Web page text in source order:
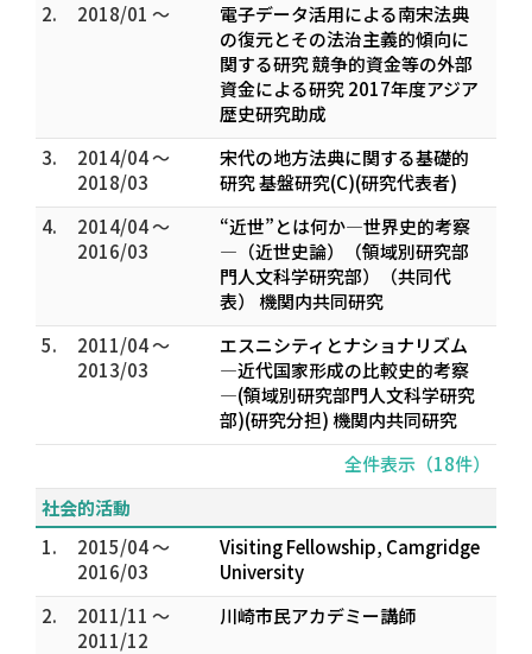
2. 2018/01 ～
電子データ活用による南宋法典
の復元とその法治主義的傾向に
関する研究 競争的資金等の外部
資金による研究 2017年度アジア
歴史研究助成
3.
2014/04 ～
2018/03
宋代の地方法典に関する基礎的
研究 基盤研究(C)(研究代表者)
4.
2014/04 ～
2016/03
“近世”とは何か―世界史的考察
―（近世史論）（領域別研究部
門人文科学研究部）（共同代
表） 機関内共同研究
5.
2011/04 ～
2013/03
エスニシティとナショナリズム
―近代国家形成の比較史的考察
―(領域別研究部門人文科学研究
部)(研究分担) 機関内共同研究
全件表示（18件）
社会的活動
1.
2015/04 ～
2016/03
Visiting Fellowship, Camgridge
University
2.
2011/11 ～
2011/12
川崎市民アカデミー講師